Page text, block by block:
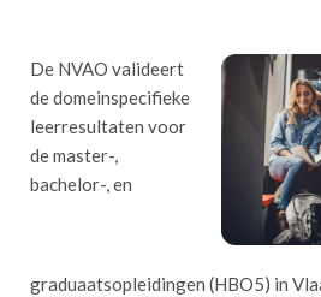
De NVAO valideert
de domeinspecifieke
leerresultaten voor
de master-,
bachelor-, en
graduaatsopleidingen (HBO5) in